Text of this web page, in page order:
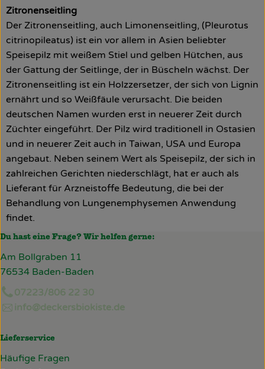
Zitronenseitling
Der Zitronenseitling, auch Limonenseitling, (Pleurotus
citrinopileatus) ist ein vor allem in Asien beliebter
Speisepilz mit weißem Stiel und gelben Hütchen, aus
der Gattung der Seitlinge, der in Büscheln wächst. Der
Zitronenseitling ist ein Holzzersetzer, der sich von Lignin
ernährt und so Weißfäule verursacht. Die beiden
deutschen Namen wurden erst in neuerer Zeit durch
Züchter eingeführt. Der Pilz wird traditionell in Ostasien
und in neuerer Zeit auch in Taiwan, USA und Europa
angebaut. Neben seinem Wert als Speisepilz, der sich in
zahlreichen Gerichten niederschlägt, hat er auch als
Lieferant für Arzneistoffe Bedeutung, die bei der
Behandlung von Lungenemphysemen Anwendung
findet.
Du hast eine Frage? Wir helfen gerne:
Am Bollgraben 11
76534 Baden-Baden
07223/806 22 30
info@deckersbiokiste.de
Lieferservice
Häufige Fragen